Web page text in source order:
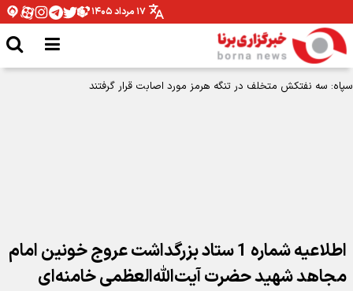
۱۷ مرداد ۱۴۰۵
اطلاعیه شماره 1 ستاد بزرگداشت عروج خونین امام
مجاهد شهید حضرت آیت‌الله‌العظمی خامنه‌ای‌